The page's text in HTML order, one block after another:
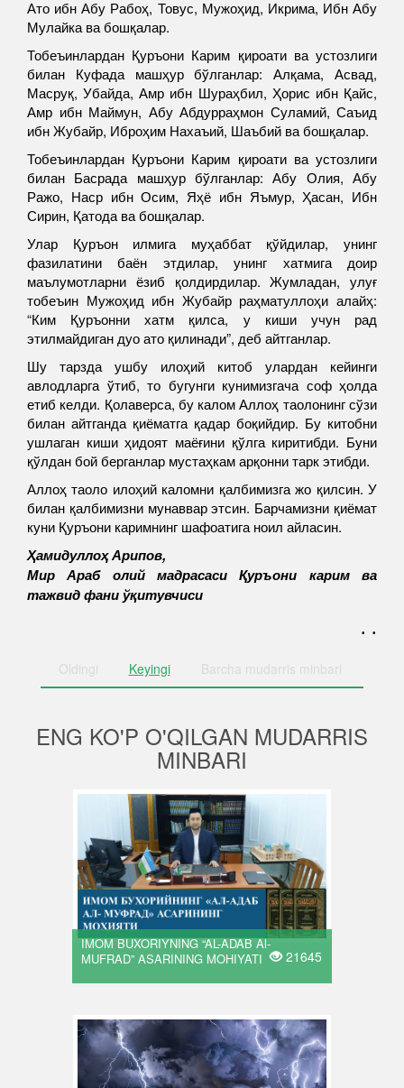
Ато ибн Абу Рабоҳ, Товус, Мужоҳид, Икрима, Ибн Абу
Мулайка ва бошқалар.
Тобеъинлардан Қуръони Карим қироати ва устозлиги
билан Куфада машҳур бўлганлар: Алқама, Асвад,
Масруқ, Убайда, Амр ибн Шураҳбил, Ҳорис ибн Қайс,
Амр ибн Маймун, Абу Абдурраҳмон Суламий, Саъид
ибн Жубайр, Иброҳим Нахаъий, Шаъбий ва бошқалар.
Тобеъинлардан Қуръони Карим қироати ва устозлиги
билан Басрада машҳур бўлганлар: Абу Олия, Абу
Ражо, Наср ибн Осим, Яҳё ибн Яъмур, Ҳасан, Ибн
Сирин, Қатода ва бошқалар.
Улар Қуръон илмига муҳаббат қўйдилар, унинг
фазилатини баён этдилар, унинг хатмига доир
маълумотларни ёзиб қолдирдилар. Жумладан, улуғ
тобеъин Мужоҳид ибн Жубайр раҳматуллоҳи алайҳ:
“Ким Қуръонни хатм қилса, у киши учун рад
этилмайдиган дуо ато қилинади”, деб айтганлар.
Шу тарзда ушбу илоҳий китоб улардан кейинги
авлодларга ўтиб, то бугунги кунимизгача соф ҳолда
етиб келди. Қолаверса, бу калом Аллоҳ таолонинг сўзи
билан айтганда қиёматга қадар боқийдир. Бу китобни
ушлаган киши ҳидоят маёғини қўлга киритибди. Буни
қўлдан бой берганлар мустаҳкам арқонни тарк этибди.
Аллоҳ таоло илоҳий каломни қалбимизга жо қилсин. У
билан қалбимизни мунаввар этсин. Барчамизни қиёмат
куни Қуръони каримнинг шафоатига ноил айласин.
Ҳамидуллоҳ Арипов,
Мир Араб олий мадрасаси Қуръони карим ва
тажвид фани ўқитувчиси
. .
Oldingi Keyingi Barcha mudarris minbari
ENG KO'P O'QILGAN MUDARRIS
MINBARI
IMOM BUXORIYNING “AL-ADAB Al-
MUFRAD” ASARINING MOHIYATI
21645